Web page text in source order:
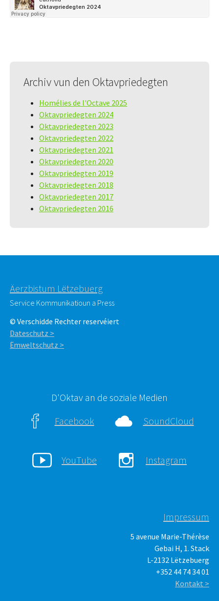
Archiv vun den Oktavpriedegten
Homélies de l'Octave 2025
Oktavpriedegten 2024
Oktavpriedegten 2023
Oktavpriedegten 2022
Oktavpriedegten 2021
Oktavpriedegten 2020
Oktavpriedegten 2019
Oktavpriedegten 2018
Oktavpriedegten 2017
Oktavpriedegten 2016
Äerzbistum Lëtzebuerg
Service Kommunikatioun a Press
© Verschidde Rechter reservéiert
Dateschutz >
Ëmweltschutz >
D'Oktav an de soziale Medien
Facebook
SoundCloud
YouTube Instagram
Impressum
5 avenue Marie-Thérèse
Gebai H, 1. Stack
L-2132 Lëtzebuerg
+352 44 74 34 01
Kontakt >